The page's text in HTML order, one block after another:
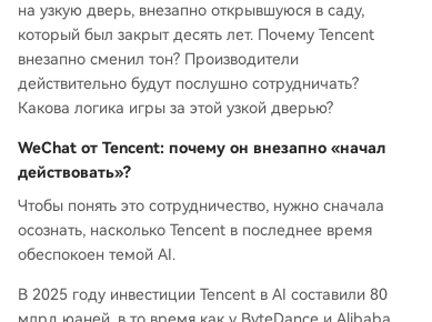
на узкую дверь, внезапно открывшуюся в саду,
который был закрыт десять лет. Почему Tencent
внезапно сменил тон? Производители
действительно будут послушно сотрудничать?
Какова логика игры за этой узкой дверью?
WeChat от Tencent: почему он внезапно «начал
действовать»?
Чтобы понять это сотрудничество, нужно сначала
осознать, насколько Tencent в последнее время
обеспокоен темой AI.
В 2025 году инвестиции Tencent в AI составили 80